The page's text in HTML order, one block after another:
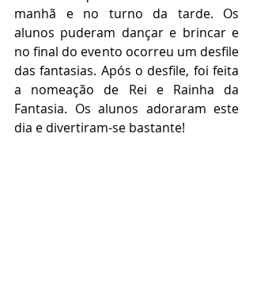
manhã e no turno da tarde. Os
alunos puderam dançar e brincar e
no final do evento ocorreu um desfile
das fantasias. Após o desfile, foi feita
a nomeação de Rei e Rainha da
Fantasia. Os alunos adoraram este
dia e divertiram-se bastante!